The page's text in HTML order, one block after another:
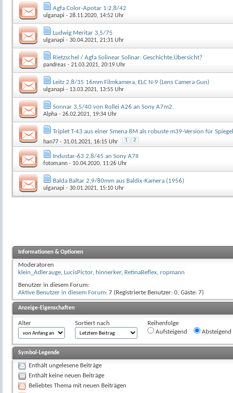
Agfa Color-Apotar 1:2,8/42
ulganapi - 28.11.2020, 14:52 Uhr
Ludwig Meritar 3,5/75
ulganapi - 30.04.2021, 21:31 Uhr
Rietzschel / Agfa Solinear Solinar: Geschichte,Übersicht?
pandreas - 21.03.2021, 20:19 Uhr
Leitz 2,8/35 16mm Filmkamera, ELC N-9 (Lens Camera Gun)
ulganapi - 13.03.2021, 13:55 Uhr
Sonnar 3,5/40 von Rollei A26 an Sony A7m2.
Alpha - 26.02.2021, 19:34 Uhr
Triplet T-43 aus einer Smena 8M als robuste m39-Version für
han77 - 31.01.2021, 16:15 Uhr 1 2
Industar-63 2,8/45 an Sony A7II
fotomann - 10.04.2020, 11:26 Uhr
Balda Baltar 2,9/80mm aus Baldix-Kamera (1956)
ulganapi - 30.01.2021, 15:10 Uhr
Informationen & Optionen
Moderatoren
klein_Adlerauge, LucisPictor, hinnerker, RetinaReflex, ropmann
Benutzer in diesem Forum:
Aktive Benutzer in diesem Forum: 7 (Registrierte Benutzer: 0, Gäste: 7)
Anzeige-Eigenschaften
Alter Sortiert nach
Reihenfolge
Aufsteigend
Absteigend
Symbol-Legende
Enthält ungelesene Beiträge
Enthält keine neuen Beiträge
Beliebtes Thema mit neuen Beiträgen